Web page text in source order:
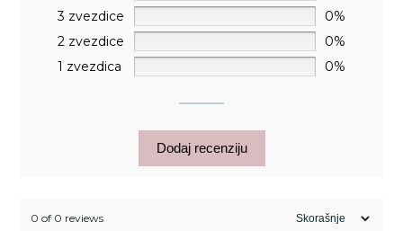
3 zvezdice
0%
2 zvezdice
0%
1 zvezdica
0%
Dodaj recenziju
0 of 0 reviews